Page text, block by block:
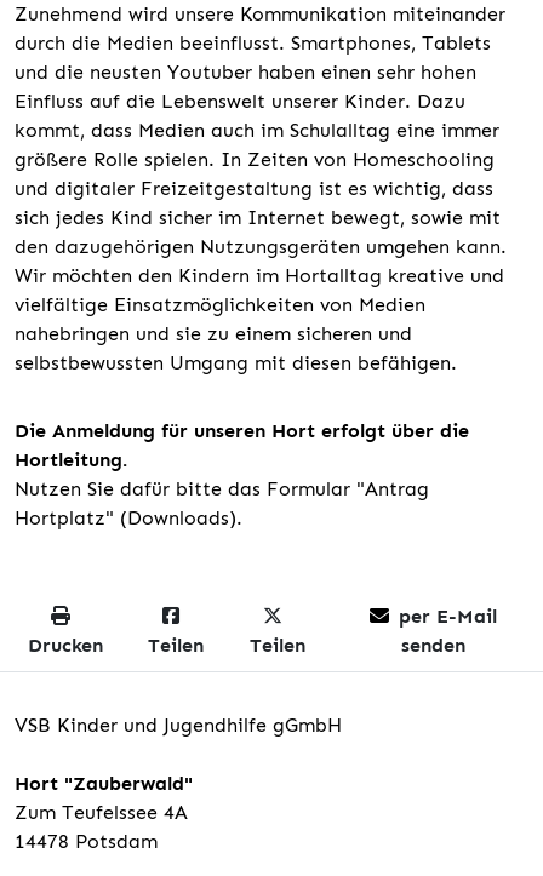
Zunehmend wird unsere Kommunikation miteinander
durch die Medien beeinflusst. Smartphones, Tablets
und die neusten Youtuber haben einen sehr hohen
Einfluss auf die Lebenswelt unserer Kinder. Dazu
kommt, dass Medien auch im Schulalltag eine immer
größere Rolle spielen. In Zeiten von Homeschooling
und digitaler Freizeitgestaltung ist es wichtig, dass
sich jedes Kind sicher im Internet bewegt, sowie mit
den dazugehörigen Nutzungsgeräten umgehen kann.
Wir möchten den Kindern im Hortalltag kreative und
vielfältige Einsatzmöglichkeiten von Medien
nahebringen und sie zu einem sicheren und
selbstbewussten Umgang mit diesen befähigen.
Die Anmeldung für unseren Hort erfolgt über die
Hortleitung.
Nutzen Sie dafür bitte das Formular "Antrag
Hortplatz" (Downloads).
Drucken Teilen Teilen
per E-Mail
senden
VSB Kinder und Jugendhilfe gGmbH
Hort "Zauberwald"
Zum Teufelssee 4A
14478 Potsdam